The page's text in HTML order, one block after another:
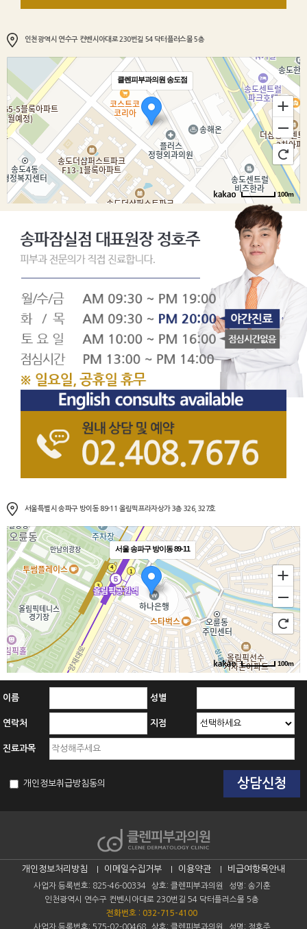
인천광역시 연수구 컨벤시아대로 230번길 54 닥터플러스몰 5층
클렌피부과의원 송도점
100m
서울특별시 송파구 방이동 89-11 올림픽프라자상가 3층 326, 327호
서울 송파구 방이동 89-11
100m
이름 성별
연락처 지점
진료과목
개인정보취급방침동의
개인정보처리방침 이메일수집거부 이용약관 비급여항목안내
사업자 등록번호: 825-46-00334 상호: 클렌피부과의원
성명: 송기훈
인천광역시 연수구 컨벤시아대로 230번길 54 닥터플러스몰 5층
전화번호 : 032-715-4100
사업자 등록번호: 575-02-00468
상호: 클렌피부과의원 성명: 정호주